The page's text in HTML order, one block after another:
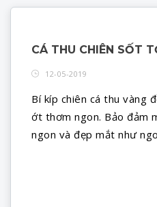
CÁ THU CHIÊN SỐT
12-05-2019
Bí kíp chiên cá thu vàng
ớt thơm ngon. Bảo đảm
ngon và đẹp mắt như